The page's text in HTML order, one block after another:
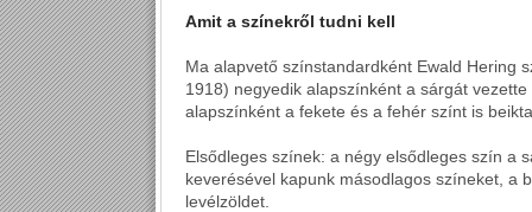
Amit a színekről tudni kell
Ma alapvető színstandardként Ewald Hering
1918) negyedik alapszínként a sárgát
alapszínként a fekete és a fehér színt is
Elsődleges színek: a négy elsődleges szín a
keverésével kapunk másodlagos színeket, a
levélzöldet.